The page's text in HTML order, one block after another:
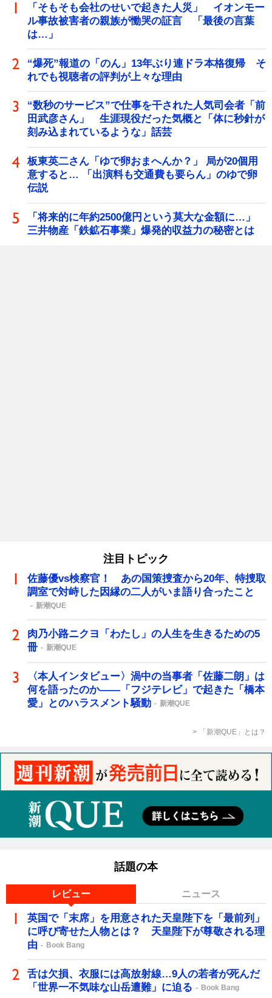
「そもそも会社のせいで起きた人災」 イオンモー
ル事故被害者の親族が慟哭の証言 「最後の言葉
は…」
“爆死”報道の「のん」13年ぶり連ドラ本格復帰 そ
れでも視聴者の評判が上々な理由
“数秒のサービス”で仕事を干された人気司会者「前
田武彦さん」 生涯現役だった気概と「体に秒針が
刻み込まれているような」話芸
板東英二さん「ゆで卵おまへんか？」 局が20個用
意すると… 「出演料も交通費も要らん」のゆで卵
伝説
「将来的に年約2500億円という莫大な金額に…」
三井物産「鉄鉱石事業」爆発的収益力の秘密とは
注目トピック
佐藤優vs検察官！ あの国策捜査から20年、特捜取
調室で対峙した因縁の二人がいま語り合ったこと
新潮QUE
肉乃小路ニクヨ「わたし」の人生を生きるための5
冊
新潮QUE
〈本人インタビュー〉渦中の当事者「佐藤二朗」は
何を語ったのか――「フジテレビ」で起きた「橋本
愛」とのハラスメント騒動
新潮QUE
「新潮QUE」とは？
話題の本
レビュー ニュース
英国で「末席」を用意された天皇陛下を「最前列」
に呼び寄せた人物とは？ 天皇陛下が尊敬される理
由
Book Bang
舌は欠損、衣服には高放射線…9人の若者が死んだ
「世界一不気味な山岳遭難」に迫る
Book Bang